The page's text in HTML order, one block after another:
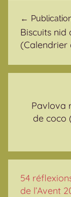
Biscuits nid
(Calendrier
Pavlova
de coco
54
de l’Avent